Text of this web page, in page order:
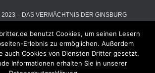
2023 – DAS VERMÄCHTNIS DER GINSBURG
PUR 2024 – DIE SCHNEEKÖNIGIN
– DER MAGIER VOM ALTENBERG RÄUBER
benutzt Cookies, um seinen Lesern
Erlebnis zu ermöglichen. Außerdem
auch Cookies von Diensten Dritter gesetzt.
Informationen erhalten Sie in unserer